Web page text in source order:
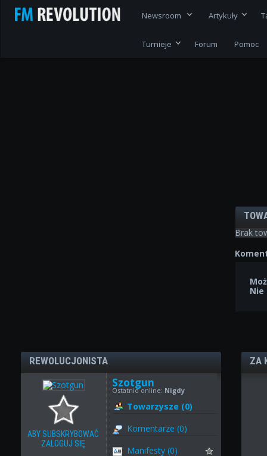
Newsroom Artykuły
Turnieje Forum Pomoc
Brak
REWOLUCJONISTA
ABY SUBSKRYBOWAĆ
ZALOGUJ SIĘ
Szotgun
Ostatnio online: Nigdy
Towarzysze (0)
Komentarze (0)
Manifesty (0)
ZA